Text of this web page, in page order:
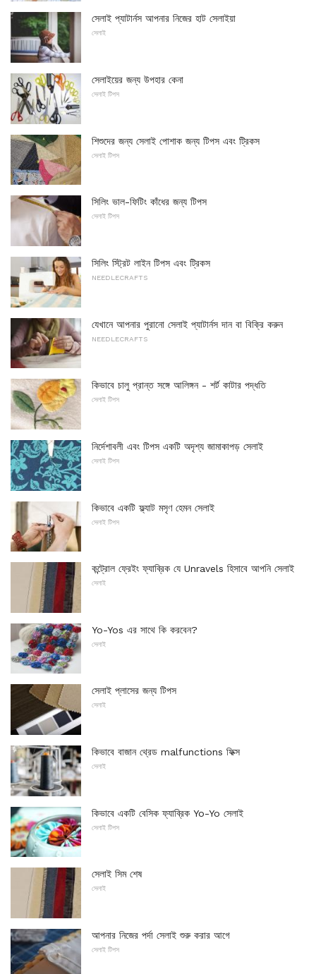
সেলাই প্যাটার্নস আপনার নিজের হাট সেলাইয়া
সেলাই
সেলাইয়ের জন্য উপহার কেনা
সেলাই টিপস
শিশুদের জন্য সেলাই পোশাক জন্য টিপস এবং ট্রিকস
সেলাই টিপস
সিলিং ভাল-ফিটিং কাঁধের জন্য টিপস
সেলাই টিপস
সিলিং স্ট্রিট লাইন টিপস এবং ট্রিকস
NEEDLECRAFTS
যেখানে আপনার পুরানো সেলাই প্যাটার্নস দান বা বিক্রি করুন
NEEDLECRAFTS
কিভাবে চালু প্রান্ত সঙ্গে আলিঙ্গন - শর্ট কাটার পদ্ধতি
সেলাই টিপস
নির্দেশাবলী এবং টিপস একটি অদৃশ্য জামাকাপড় সেলাই
সেলাই টিপস
কিভাবে একটি ফ্ল্যাট মসৃণ হেমন সেলাই
সেলাই টিপস
কন্ট্রোল ফ্রেইং ফ্যাব্রিক যে Unravels হিসাবে আপনি সেলাই
সেলাই
Yo-Yos এর সাথে কি করবেন?
সেলাই
সেলাই প্লাসের জন্য টিপস
সেলাই
কিভাবে বাজান থ্রেড malfunctions ফিক্স
সেলাই
কিভাবে একটি বেসিক ফ্যাব্রিক Yo-Yo সেলাই
সেলাই টিপস
সেলাই সিম শেষ
সেলাই
আপনার নিজের পর্দা সেলাই শুরু করার আগে
সেলাই টিপস